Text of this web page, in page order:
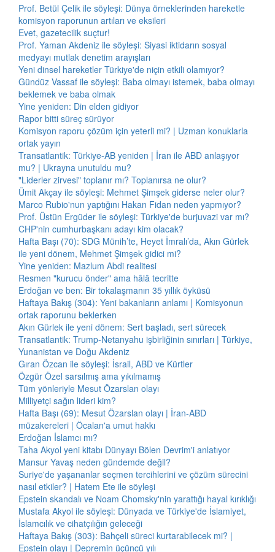
Prof. Betül Çelik ile söyleşi: Dünya örneklerinden hareketle
komisyon raporunun artıları ve eksileri
Evet, gazetecilik suçtur!
Prof. Yaman Akdeniz ile söyleşi: Siyasi iktidarın sosyal
medyayı mutlak denetim arayışları
Yeni dinsel hareketler Türkiye'de niçin etkili olamıyor?
Gündüz Vassaf ile söyleşi: Baba olmayı istemek, baba olmayı
beklemek ve baba olmak
Yine yeniden: Din elden gidiyor
Rapor bitti süreç sürüyor
Komisyon raporu çözüm için yeterli mi? | Uzman konuklarla
ortak yayın
Transatlantik: Türkiye-AB yeniden | İran ile ABD anlaşıyor
mu? | Ukrayna unutuldu mu?
"Liderler zirvesi" toplanır mı? Toplanırsa ne olur?
Ümit Akçay ile söyleşi: Mehmet Şimşek giderse neler olur?
Marco Rubio'nun yaptığını Hakan Fidan neden yapmıyor?
Prof. Üstün Ergüder ile söyleşi: Türkiye'de burjuvazi var mı?
CHP'nin cumhurbaşkanı adayı kim olacak?
Hafta Başı (70): SDG Münih’te, Heyet İmralı’da, Akın Gürlek
ile yeni dönem, Mehmet Şimşek gidici mi?
Yine yeniden: Mazlum Abdi realitesi
Resmen "kurucu önder" ama hâlâ tecritte
Erdoğan ve ben: Bir tokalaşmanın 35 yıllık öyküsü
Haftaya Bakış (304): Yeni bakanların anlamı | Komisyonun
ortak raporunu beklerken
Akın Gürlek ile yeni dönem: Sert başladı, sert sürecek
Transatlantik: Trump-Netanyahu işbirliğinin sınırları | Türkiye,
Yunanistan ve Doğu Akdeniz
Gıran Özcan ile söyleşi: İsrail, ABD ve Kürtler
Özgür Özel sarsılmış ama yıkılmamış
Tüm yönleriyle Mesut Özarslan olayı
Milliyetçi sağın lideri kim?
Hafta Başı (69): Mesut Özarslan olayı | İran-ABD
müzakereleri | Öcalan'a umut hakkı
Erdoğan İslamcı mı?
Taha Akyol yeni kitabı Dünyayı Bölen Devrim'i anlatıyor
Mansur Yavaş neden gündemde değil?
Suriye'de yaşananlar seçmen tercihlerini ve çözüm sürecini
nasıl etkiler? | Hatem Ete ile söyleşi
Epstein skandalı ve Noam Chomsky'nin yarattığı hayal kırıklığı
Mustafa Akyol ile söyleşi: Dünyada ve Türkiye'de İslamiyet,
İslamcılık ve cihatçılığın geleceği
Haftaya Bakış (303): Bahçeli süreci kurtarabilecek mi? |
Epstein olayı | Depremin üçüncü yılı